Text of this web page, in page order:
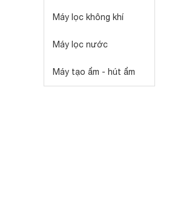
Máy lọc không khí
Máy lọc nước
Máy tạo ẩm - hút ẩm